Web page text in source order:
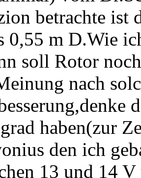
betrachte ist
0,55 m D.Wie
soll Rotor
nach
haben(zur
den ich
13 und 14